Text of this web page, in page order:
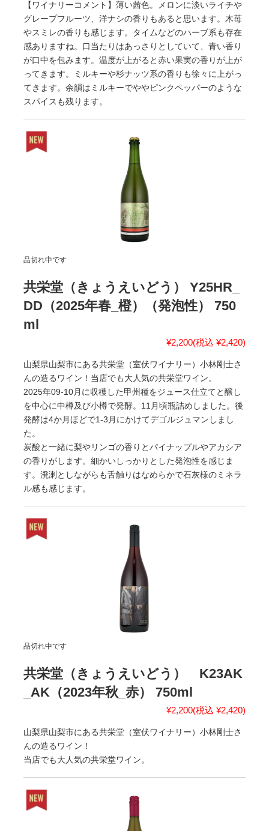
【ワイナリーコメント】薄い茜色。メロンに淡いライチや
グレープフルーツ、洋ナシの香りもあると思います。木苺
やスミレの香りも感じます。タイムなどのハーブ系も存在
感ありますね。口当たりはあっさりとしていて、青い香り
が口中を包みます。温度が上がると赤い果実の香りが上が
ってきます。ミルキーや杉ナッツ系の香りも徐々に上がっ
てきます。余韻はミルキーでややピンクペッパーのような
スパイスも残ります。
品切れ中です
共栄堂（きょうえいどう） Y25HR_
DD（2025年春_橙）（発泡性） 750
ml
¥2,200(税込 ¥2,420)
山梨県山梨市にある共栄堂（室伏ワイナリー）小林剛士さ
んの造るワイン！当店でも大人気の共栄堂ワイン。
2025年09-10月に収穫した甲州種をジュース仕立てと醸し
を中心に中樽及び小樽で発酵。11月頃瓶詰めしました。後
発酵は4か月ほどで1-3月にかけてデゴルジュマンしまし
た。
炭酸と一緒に梨やリンゴの香りとパイナップルやアカシア
の香りがします。細かいしっかりとした発泡性を感じま
す。溌溂としながらも舌触りはなめらかで石灰様のミネラ
ル感も感じます。
品切れ中です
共栄堂（きょうえいどう） K23AK
_AK（2023年秋_赤） 750ml
¥2,200(税込 ¥2,420)
山梨県山梨市にある共栄堂（室伏ワイナリー）小林剛士さ
んの造るワイン！
当店でも大人気の共栄堂ワイン。